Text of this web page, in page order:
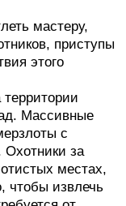
мастеру,
приступы
этого
Массивные
с
Охотники за
местах,
чтобы извлечь